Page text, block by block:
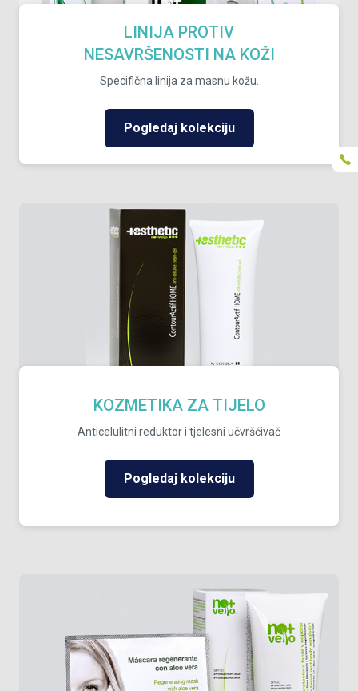
LINIJA PROTIV
NESAVRŠENOSTI NA KOŽI
Specifična linija za masnu kožu.
Pogledaj kolekciju
KOZMETIKA ZA TIJELO
Anticelulitni reduktor i tjelesni učvršćivač
Pogledaj kolekciju